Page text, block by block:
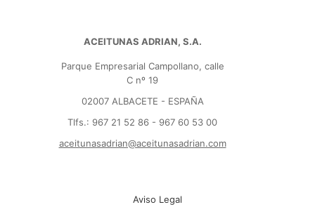
ACEITUNAS ADRIAN, S.A.
Parque Empresarial Campollano, calle
C nº 19
02007 ALBACETE - ESPAÑA
Tlfs.: 967 21 52 86 - 967 60 53 00
aceitunasadrian@aceitunasadrian.com
Aviso Legal